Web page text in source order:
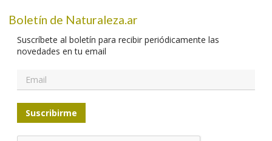
Boletín de Naturaleza.ar
Suscríbete al boletín para recibir periódicamente las
novedades en tu email
Suscribirme